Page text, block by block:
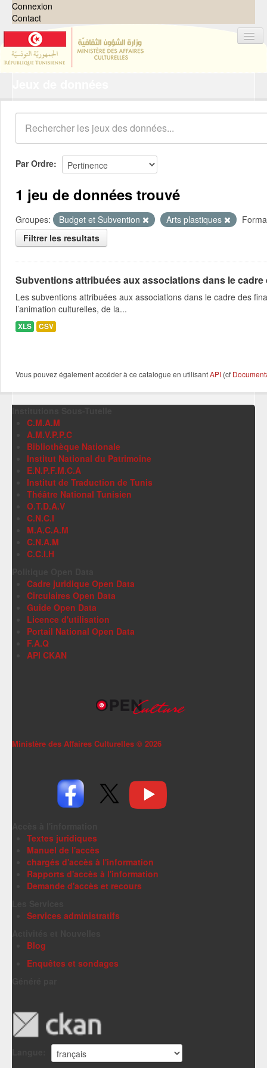
Connexion
Contact
Organisations
Groupes
Demandes 0
À propos
Par Ordre
1 jeu de données trouvé
Groupes: Budget et Subvention Arts plastiques
Filtrer les resultats
Subventions attribuées aux associations dans le
Les subventions attribuées aux associations dans le cadre des
l’animation culturelles, de la...
XLS CSV
Vous pouvez également accéder à ce catalogue en utilisantAPI (cf
C.M.A.M
A.M.V.P.P.C
Bibliothèque Nationale
Institut National du Patrimoine
E.N.P.F.M.C.A
Institut de Traduction de Tunis
Théâtre National Tunisien
O.T.D.A.V
C.N.C.I
M.A.C.A.M
C.N.A.M
C.C.I.H
Cadre juridique Open Data
Circulaires Open Data
Guide Open Data
Licence d'utilisation
Portail National Open Data
F.A.Q
API CKAN
Ministère des Affaires Culturelles © 2026
Textes juridiques
Manuel de l'accès
chargés d'accès à l'information
Rapports d'accès à l'information
Demande d'accès et recours
Services administratifs
Blog
Enquêtes et sondages